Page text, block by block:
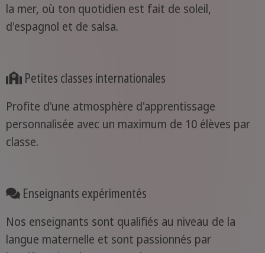
la mer, où ton quotidien est fait de soleil,
d'espagnol et de salsa.
Petites classes internationales
Profite d'une atmosphère d'apprentissage
personnalisée avec un maximum de 10 élèves par
classe.
Enseignants expérimentés
Nos enseignants sont qualifiés au niveau de la
langue maternelle et sont passionnés par